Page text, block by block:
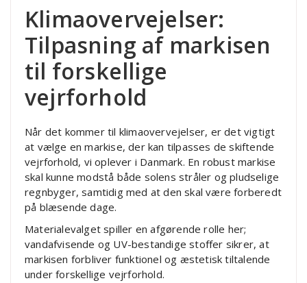
Klimaovervejelser:
Tilpasning af markisen
til forskellige
vejrforhold
Når det kommer til klimaovervejelser, er det vigtigt
at vælge en markise, der kan tilpasses de skiftende
vejrforhold, vi oplever i Danmark. En robust markise
skal kunne modstå både solens stråler og pludselige
regnbyger, samtidig med at den skal være forberedt
på blæsende dage.
Materialevalget spiller en afgørende rolle her;
vandafvisende og UV-bestandige stoffer sikrer, at
markisen forbliver funktionel og æstetisk tiltalende
under forskellige vejrforhold.